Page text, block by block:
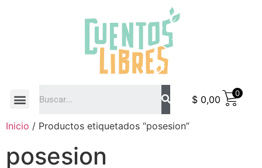
$ 0,00
0
Inicio / Productos etiquetados “posesion”
posesion